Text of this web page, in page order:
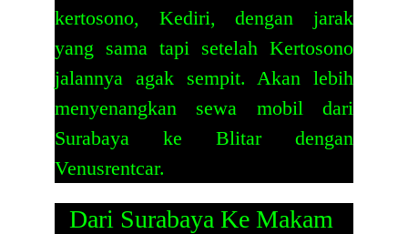
kertosono, Kediri, dengan jarak
yang sama tapi setelah Kertosono
jalannya agak sempit. Akan lebih
menyenangkan sewa mobil dari
Surabaya ke Blitardengan
Venusrentcar.
Dari Surabaya Ke Makam